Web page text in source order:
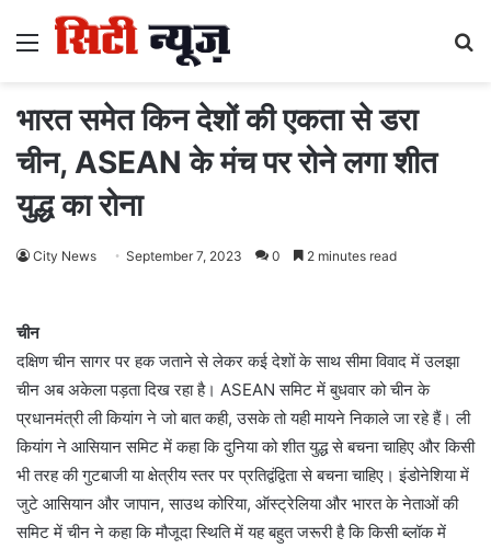
Menu
भारत समेत किन देशों की एकता से डरा
चीन, ASEAN के मंच पर रोने लगा शीत
युद्ध का रोना
City News September 7, 2023 0 2 minutes read
चीन
दक्षिण चीन सागर पर हक जताने से लेकर कई देशों के साथ सीमा विवाद में उलझा
चीन अब अकेला पड़ता दिख रहा है। ASEAN समिट में बुधवार को चीन के
प्रधानमंत्री ली कियांग ने जो बात कही, उसके तो यही मायने निकाले जा रहे हैं। ली
कियांग ने आसियान समिट में कहा कि दुनिया को शीत युद्ध से बचना चाहिए और किसी
भी तरह की गुटबाजी या क्षेत्रीय स्तर पर प्रतिद्वंद्विता से बचना चाहिए। इंडोनेशिया में
जुटे आसियान और जापान, साउथ कोरिया, ऑस्ट्रेलिया और भारत के नेताओं की
समिट में चीन ने कहा कि मौजूदा स्थिति में यह बहुत जरूरी है कि किसी ब्लॉक में